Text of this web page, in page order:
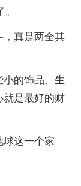
真是两全其
的饰品、生
是最好的财
这一个家